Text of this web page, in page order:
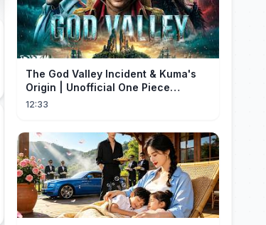
The God Valley Incident & Kuma's
Origin | Unofficial One Piece
Cinematic Tribute
12:33